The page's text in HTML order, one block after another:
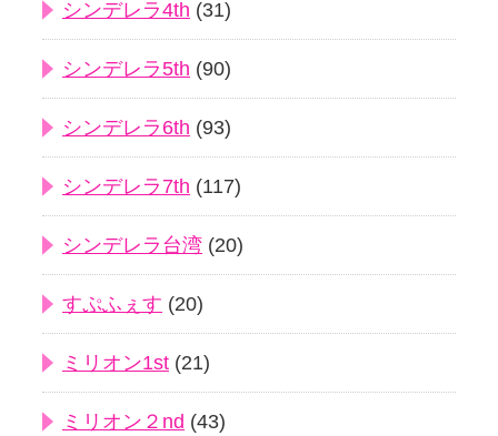
シンデレラ4th (31)
シンデレラ5th (90)
シンデレラ6th (93)
シンデレラ7th (117)
シンデレラ台湾 (20)
すぷふぇす (20)
ミリオン1st (21)
ミリオン２nd (43)